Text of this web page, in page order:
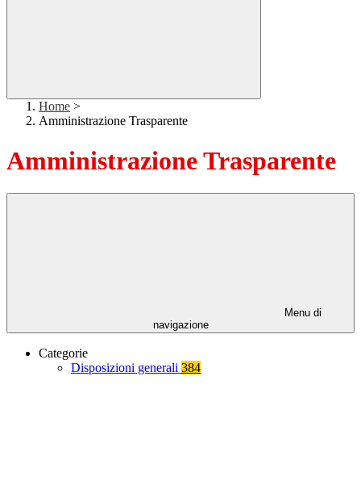
Home >
Amministrazione Trasparente
Amministrazione Trasparente
Menu di
navigazione
Categorie
Disposizioni generali 384